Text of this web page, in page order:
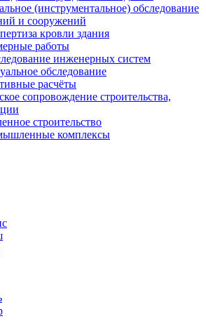
(инструментальное) обследование
и сооружений
кровли здания
работы
инженерных систем
обследование
расчёты
сопровождение строительства,
строительство
комплексы